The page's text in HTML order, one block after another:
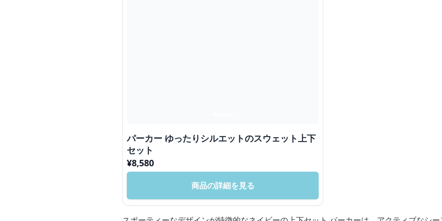
パーカー ゆったりシルエットのスウェット上下
セット
¥8,580
商品の詳細を見る